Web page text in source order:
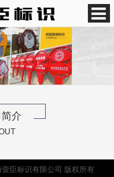
介
臣标识有限公司 版权所有